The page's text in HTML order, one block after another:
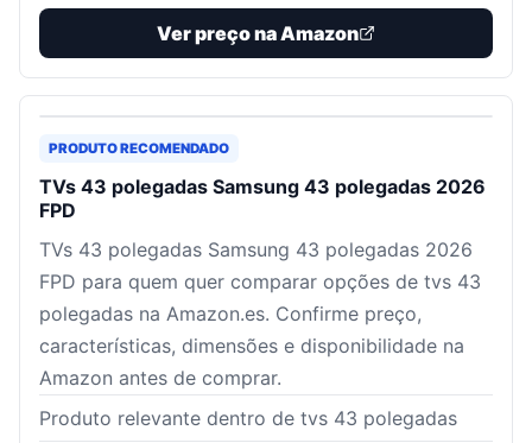
Ver preço na Amazon
PRODUTO RECOMENDADO
TVs 43 polegadas Samsung 43 polegadas 2026
FPD
TVs 43 polegadas Samsung 43 polegadas 2026
FPD para quem quer comparar opções de tvs 43
polegadas na Amazon.es. Confirme preço,
características, dimensões e disponibilidade na
Amazon antes de comprar.
Produto relevante dentro de tvs 43 polegadas